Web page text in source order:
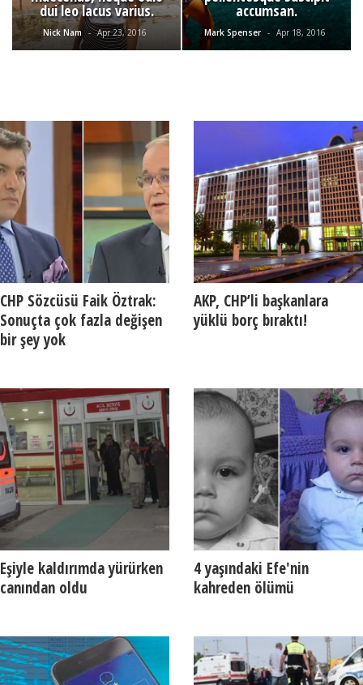
dui leo lacus varius.
Nick Nam - Apr 23, 2016
accumsan.
Mark Spenser - Apr 18, 2016
CHP Sözcüsü Faik Öztrak:
Sonuçta çok fazla değişen
bir şey yok
AKP, CHP’li başkanlara
yüklü borç bıraktı!
Eşiyle kaldırımda yürürken
canından oldu
4 yaşındaki Efe'nin
kahreden ölümü